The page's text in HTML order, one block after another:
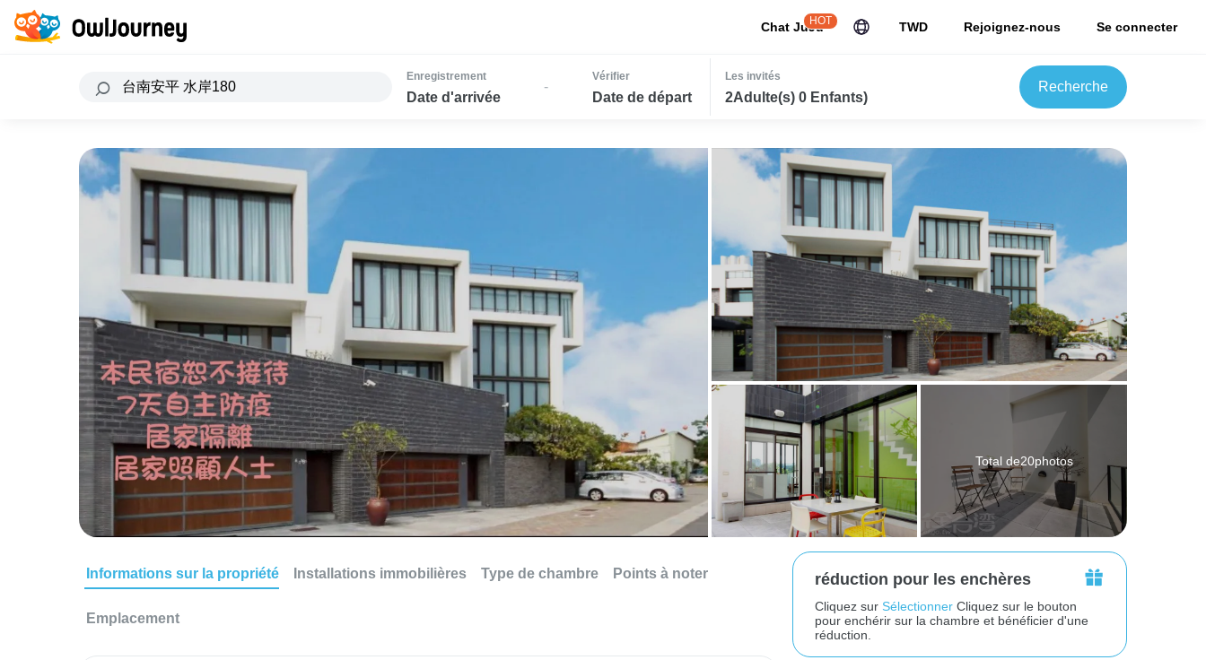
Chat JuJu
HOT TWD Rejoignez-nous Se connecter
Enregistrement
Date d'arrivée
-
Vérifier
Date de départ
Les invités
2Adulte(s) 0 Enfants)
Recherche
Total de20photos
Informations sur la propriété Installations immobilières Type de chambre Points à noter
Emplacement
réduction pour les enchères
Cliquez surSélectionner Cliquez sur le bouton
pour enchérir sur la chambre et bénéficier d'une
réduction.